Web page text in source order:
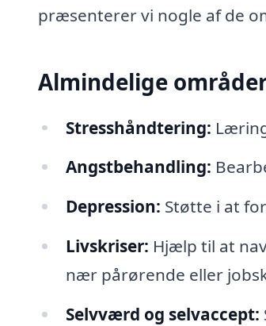
præsenterer vi nogle af de
Almindelige
Stresshåndtering:
Angstbehandling:
Depression: Støtte i at
Livskriser: Hjælp til at
nær pårørende eller
Selvværd og selvaccept: